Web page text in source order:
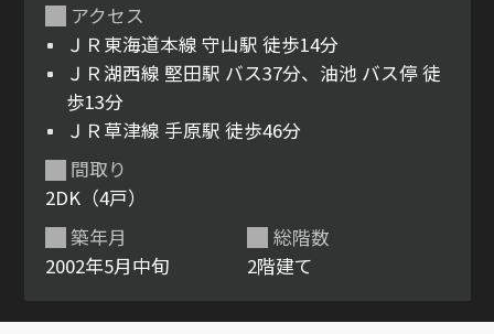
シャーメゾンとは
ン
ルームツアー
アクセス
ＪＲ東海道本線 守山駅 徒歩14分
ＪＲ湖西線 堅田駅 バス37分、油池 バス停 徒
歩13分
ＪＲ草津線 手原駅 徒歩46分
築年月
2002年5月中旬
間取り
2DK（4戸）
総階数
2階建て